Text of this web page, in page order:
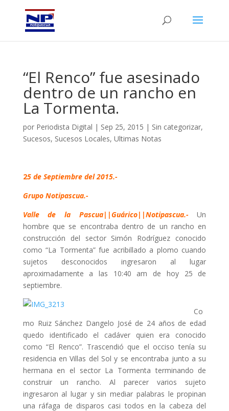
“El Renco” fue asesinado
dentro de un rancho en
La Tormenta.
por Periodista Digital | Sep 25, 2015 | Sin categorizar,
Sucesos, Sucesos Locales, Ultimas Notas
25 de Septiembre del 2015.-
Grupo Notipascua.-
Valle de la Pascua||Guárico||Notipascua.-
Un
hombre que se encontraba dentro de un rancho en
construcción del sector Simón Rodríguez conocido
como “La Tormenta” fue acribillado a plomo cuando
sujetos desconocidos ingresaron al lugar
aproximadamente a las 10:40 am de hoy 25 de
septiembre.
Co
mo Ruiz Sánchez Dangelo José de 24 años de edad
quedo identificado el cadáver quien era conocido
como “El Renco”. Trascendió que el occiso tenía su
residencia en Villas del Sol y se encontraba junto a su
hermana en el sector La Tormenta terminando de
construir un rancho. Al parecer varios sujeto
ingresaron al lugar y sin mediar palabras le propinan
una ráfaga de disparos casi todos en la cabeza del